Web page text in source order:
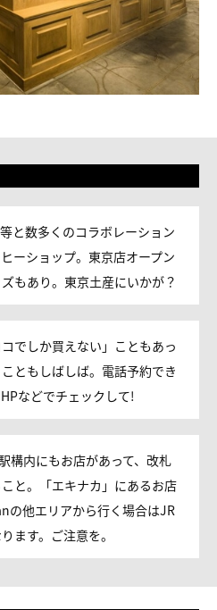
と数多くのコラボレーション
ーショップ。東京店オープン
もあり。東京土産にいかが？
でしか買えない」こともあっ
ともしばしば。電話予約でき
などでチェックして!
構内にもお店があって、改札
と。「エキナカ」にあるお店
の他エリアから行く場合はJR
ます。ご注意を。